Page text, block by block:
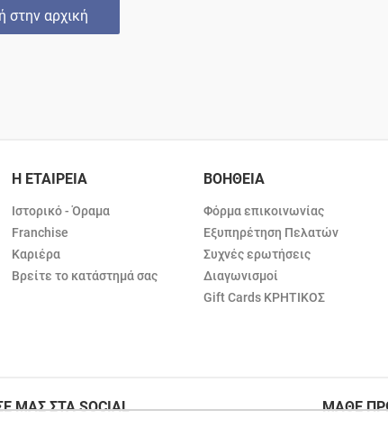
στην αρχική
Η ΕΤΑΙΡΕΙΑ
Ιστορικό - Όραμα
Franchise
Καριέρα
Βρείτε το κατάστημά σας
ΒΟΗΘΕΙΑ
Φόρμα επικοινωνίας
Εξυπηρέτηση Πελατών
Συχνές ερωτήσεις
Διαγωνισμοί
Gift Cards ΚΡΗΤΙΚΟΣ
ΜΑΣ ΣΤΑ SOCIAL ΜΑΘΕ